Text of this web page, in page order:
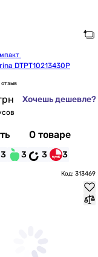
DTPT10213430P
отзыв
Хочешь дешевле?
О товаре
3 3 3 3
Код: 313469